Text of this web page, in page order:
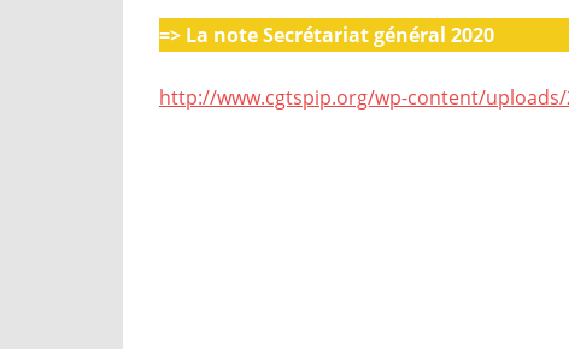
=> La note Secrétariat général 2020
http://www.cgtspip.org/wp-content/uploads/